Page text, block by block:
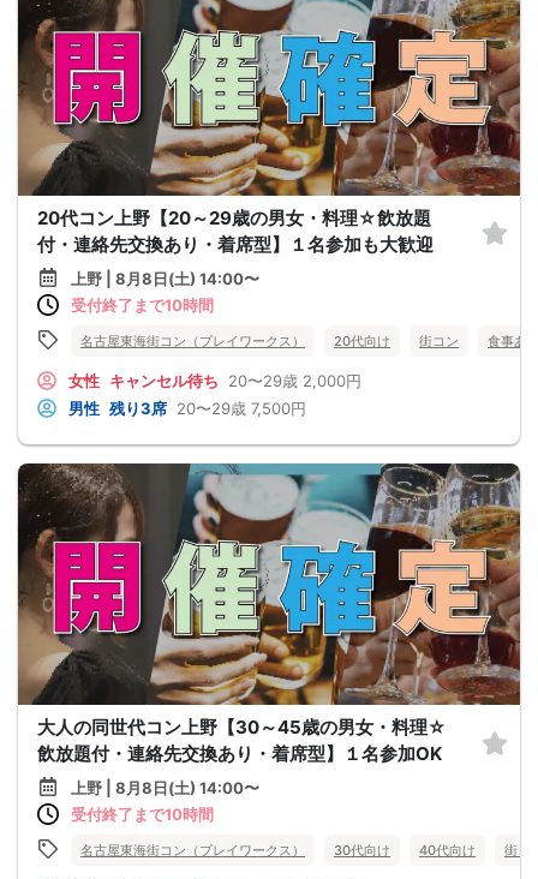
20代コン上野【20～29歳の男女・料理☆飲放題
付・連絡先交換あり・着席型】１名参加も大歓迎
上野 | 8月8日(土) 14:00〜
受付終了まで10時間
名古屋東海街コン（プレイワークス） 20代向け 街コン 食事あ
女性 キャンセル待ち 20〜29歳 2,000円
男性 残り3席 20〜29歳 7,500円
大人の同世代コン上野【30～45歳の男女・料理☆
飲放題付・連絡先交換あり・着席型】１名参加OK
上野 | 8月8日(土) 14:00〜
受付終了まで10時間
名古屋東海街コン（プレイワークス） 30代向け 40代向け 街コ